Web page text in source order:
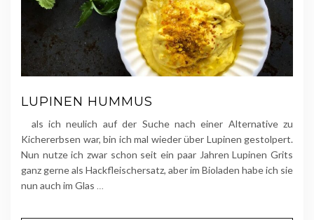
LUPINEN HUMMUS
als ich neulich auf der Suche nach einer Alternative zu
Kichererbsen war, bin ich mal wieder über Lupinen gestolpert.
Nun nutze ich zwar schon seit ein paar Jahren Lupinen Grits
ganz gerne als Hackfleischersatz, aber im Bioladen habe ich sie
nun auch im Glas …